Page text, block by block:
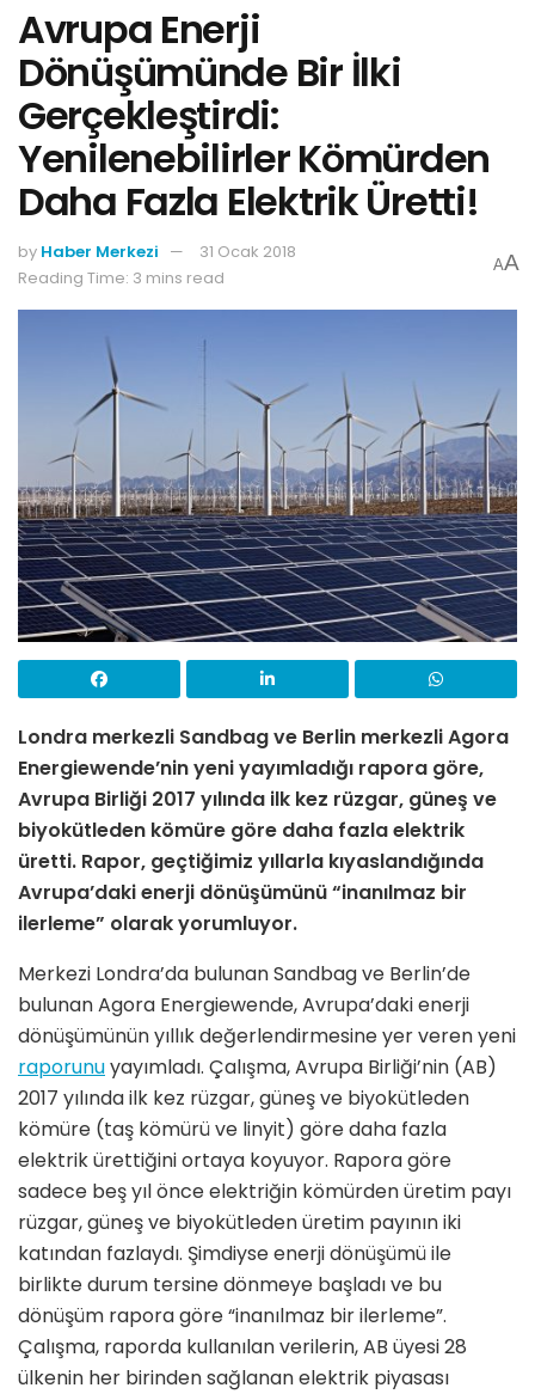
Avrupa Enerji
Dönüşümünde Bir İlki
Gerçekleştirdi:
Yenilenebilirler Kömürden
Daha Fazla Elektrik Üretti!
by Haber Merkezi
31 Ocak 2018
Reading Time: 3 mins read
AA
Londra merkezli Sandbag ve Berlin merkezli Agora
Energiewende’nin yeni yayımladığı rapora göre,
Avrupa Birliği 2017 yılında ilk kez rüzgar, güneş ve
biyokütleden kömüre göre daha fazla elektrik
üretti. Rapor, geçtiğimiz yıllarla kıyaslandığında
Avrupa’daki enerji dönüşümünü “inanılmaz bir
ilerleme” olarak yorumluyor.
Merkezi Londra’da bulunan Sandbag ve Berlin’de
bulunan Agora Energiewende, Avrupa’daki enerji
dönüşümünün yıllık değerlendirmesine yer veren yeni
raporunuyayımladı. Çalışma, Avrupa Birliği’nin (AB)
2017 yılında ilk kez rüzgar, güneş ve biyokütleden
kömüre (taş kömürü ve linyit) göre daha fazla
elektrik ürettiğini ortaya koyuyor. Rapora göre
sadece beş yıl önce elektriğin kömürden üretim payı
rüzgar, güneş ve biyokütleden üretim payının iki
katından fazlaydı. Şimdiyse enerji dönüşümü ile
birlikte durum tersine dönmeye başladı ve bu
dönüşüm rapora göre “inanılmaz bir ilerleme”.
Çalışma, raporda kullanılan verilerin, AB üyesi 28
ülkenin her birinden sağlanan elektrik piyasası